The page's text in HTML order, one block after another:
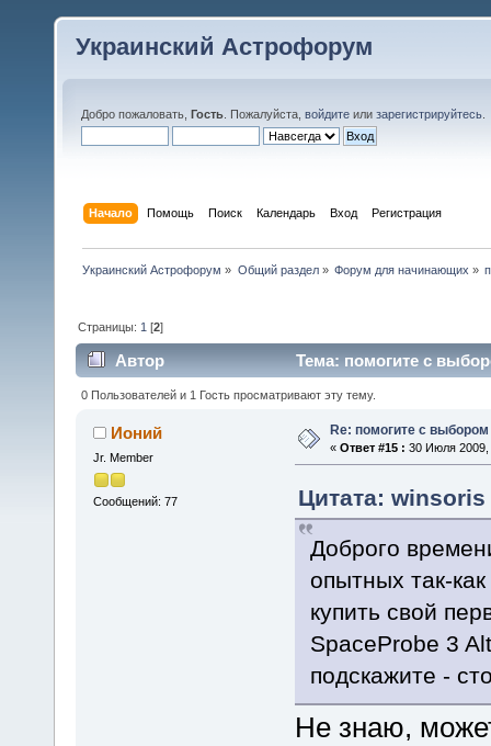
Украинский Астрофорум
Добро пожаловать, Гость . Пожалуйста, войдите или зарегистрируйтесь
Начало Помощь Поиск Календарь Вход Регистрация
Украинский Астрофорум » Общий раздел» Форум для начинающих »
Страницы: 1 [2]
Автор Тема: помогите с
0 Пользователей и 1 Гость просматривают эту тему.
Ионий
Jr. Member
Сообщений: 77
Re: помогите с выбором
« Ответ #15 : 30 Июля 2009,
Цитата:
Доброго
опытных так-
купить свой
SpaceProbe 3
подскажите -
Не знаю,